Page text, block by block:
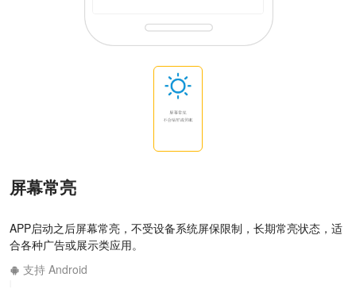
屏幕常亮
APP启动之后屏幕常亮，不受设备系统屏保限制，长期常亮状态，适
合各种广告或展示类应用。
支持 Android